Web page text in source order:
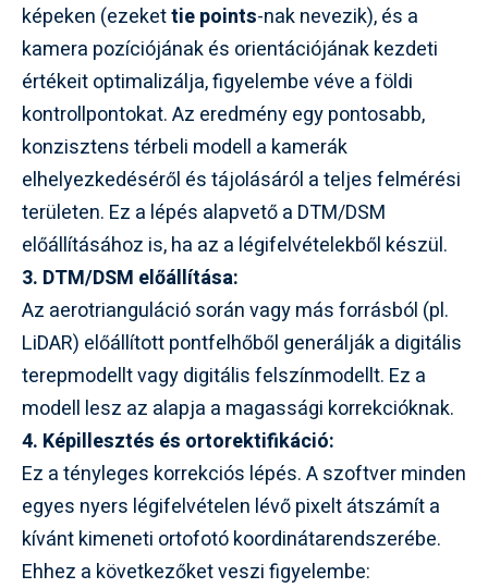
képeken (ezekettie points-nak nevezik), és a
kamera pozíciójának és orientációjának kezdeti
értékeit optimalizálja, figyelembe véve a földi
kontrollpontokat. Az eredmény egy pontosabb,
konzisztens térbeli modell a kamerák
elhelyezkedéséről és tájolásáról a teljes felmérési
területen. Ez a lépés alapvető a DTM/DSM
előállításához is, ha az a légifelvételekből készül.
3. DTM/DSM előállítása:
Az aerotrianguláció során vagy más forrásból (pl.
LiDAR) előállított pontfelhőből generálják a digitális
terepmodellt vagy digitális felszínmodellt. Ez a
modell lesz az alapja a magassági korrekcióknak.
4. Képillesztés és ortorektifikáció:
Ez a tényleges korrekciós lépés. A szoftver minden
egyes nyers légifelvételen lévő pixelt átszámít a
kívánt kimeneti ortofotó koordinátarendszerébe.
Ehhez a következőket veszi figyelembe: